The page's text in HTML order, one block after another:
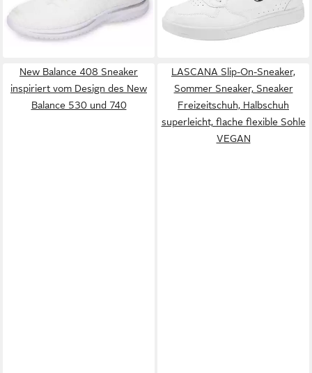
mit ultraleichter Sohle
New Balance 408 Sneaker
inspiriert vom Design des New
Balance 530 und 740
LASCANA Slip-On-Sneaker,
Sommer Sneaker, Sneaker
Freizeitschuh, Halbschuh
superleicht, flache flexible Sohle
VEGAN